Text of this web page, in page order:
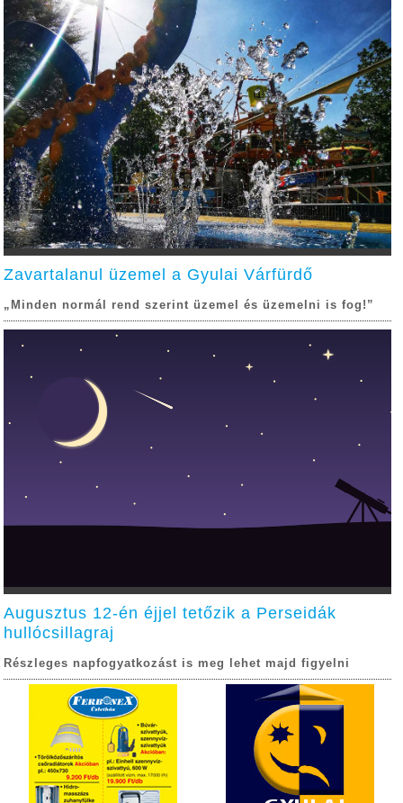
Zavartalanul üzemel a Gyulai Várfürdő
„Minden normál rend szerint üzemel és üzemelni is fog!”
Augusztus 12-én éjjel tetőzik a Perseidák
hullócsillagraj
Részleges napfogyatkozást is meg lehet majd figyelni